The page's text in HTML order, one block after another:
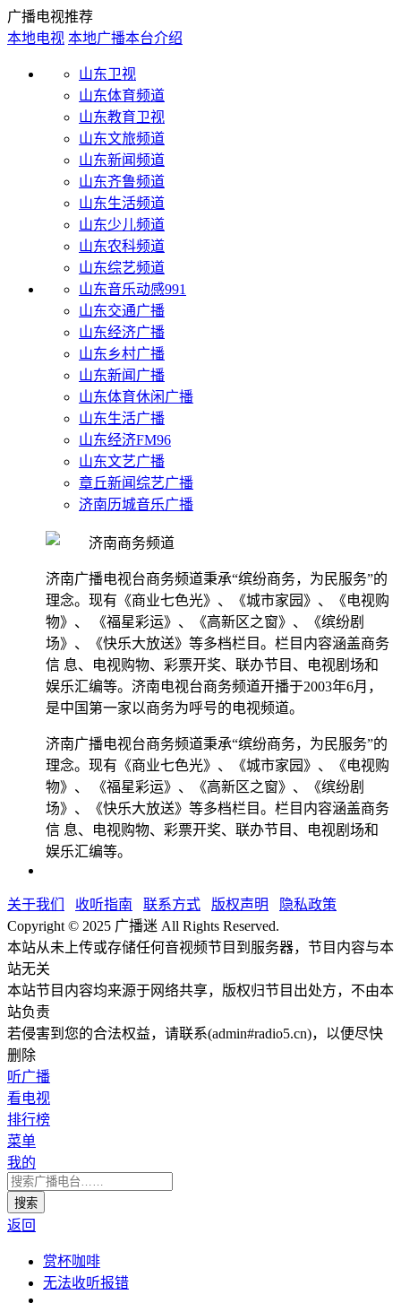
广播电视推荐
本地电视 本地广播本台介绍
山东卫视
山东体育频道
山东教育卫视
山东文旅频道
山东新闻频道
山东齐鲁频道
山东生活频道
山东少儿频道
山东农科频道
山东综艺频道
山东音乐动感991
山东交通广播
山东经济广播
山东乡村广播
山东新闻广播
山东体育休闲广播
山东生活广播
山东经济FM96
山东文艺广播
章丘新闻综艺广播
济南历城音乐广播
济南广播电视台商务频道秉承“缤纷商务，为民服务”的
理念。现有《商业七色光》、《城市家园》、《电视购
物》、 《福星彩运》、《高新区之窗》、《缤纷剧
场》、《快乐大放送》等多档栏目。栏目内容涵盖商务
信 息、电视购物、彩票开奖、联办节目、电视剧场和
娱乐汇编等。济南电视台商务频道开播于2003年6月，
是中国第一家以商务为呼号的电视频道。
济南广播电视台商务频道秉承“缤纷商务，为民服务”的
理念。现有《商业七色光》、《城市家园》、《电视购
物》、 《福星彩运》、《高新区之窗》、《缤纷剧
场》、《快乐大放送》等多档栏目。栏目内容涵盖商务
信 息、电视购物、彩票开奖、联办节目、电视剧场和
娱乐汇编等。
关于我们 收听指南 联系方式 版权声明
隐私政策
Copyright © 2025 广播迷 All Rights Reserved.
本站从未上传或存储任何音视频节目到服务器，节目内容与本
站无关
本站节目内容均来源于网络共享，版权归节目出处方，不由本
站负责
若侵害到您的合法权益，请联系(admin#radio5.cn)，以便尽快
删除
听广播
看电视
排行榜
菜单
我的
返回
赏杯咖啡
无法收听报错